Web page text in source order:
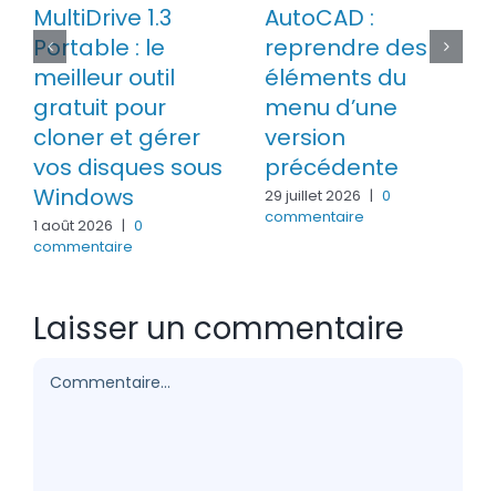
MultiDrive 1.3
Portable : le
meilleur outil
gratuit pour
cloner et gérer
vos disques sous
Windows
1 août 2026 | 0
commentaire
AutoCAD :
reprendre des
éléments du
menu d’une
version
précédente
29 juillet 2026 | 0
commentaire
Laisser un commentaire
Commentaire